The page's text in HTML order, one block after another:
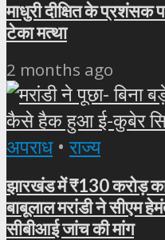
माधुरी दीक्षित के प्रशंसक
टेका मत्था
2 months ago
अपराध • राज्य
झारखंड में ₹130 करोड़ का
बाबूलाल मरांडी ने सीएम
सीबीआई जांच की मांग